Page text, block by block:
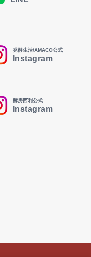
発酵生活/AMACO公式
Instagram
酵房西利公式
Instagram